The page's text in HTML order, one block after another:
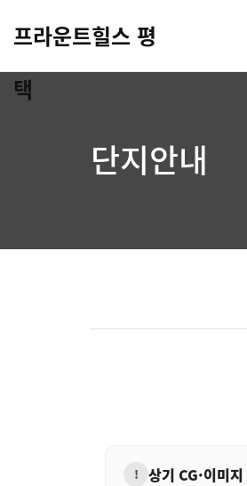
프라운트힐스 평
택
단지안내
! 상기 CG·이미